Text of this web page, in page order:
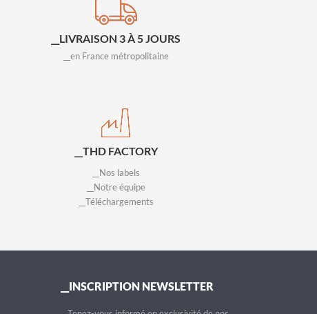
__LIVRAISON 3 À 5 JOURS
__en France métropolitaine
__THD FACTORY
__Nos labels
__Notre équipe
__Téléchargements
__INSCRIPTION NEWSLETTER